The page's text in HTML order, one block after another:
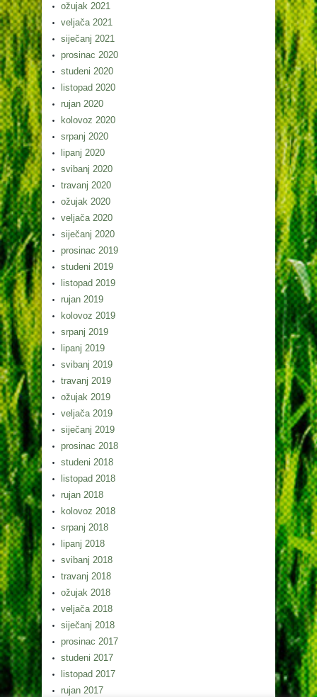
ožujak 2021
veljača 2021
siječanj 2021
prosinac 2020
studeni 2020
listopad 2020
rujan 2020
kolovoz 2020
srpanj 2020
lipanj 2020
svibanj 2020
travanj 2020
ožujak 2020
veljača 2020
siječanj 2020
prosinac 2019
studeni 2019
listopad 2019
rujan 2019
kolovoz 2019
srpanj 2019
lipanj 2019
svibanj 2019
travanj 2019
ožujak 2019
veljača 2019
siječanj 2019
prosinac 2018
studeni 2018
listopad 2018
rujan 2018
kolovoz 2018
srpanj 2018
lipanj 2018
svibanj 2018
travanj 2018
ožujak 2018
veljača 2018
siječanj 2018
prosinac 2017
studeni 2017
listopad 2017
rujan 2017